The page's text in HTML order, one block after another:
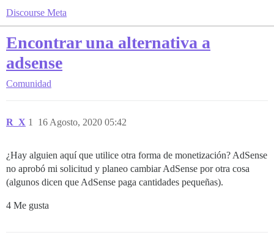
Discourse Meta
Encontrar una alternativa a
adsense
Comunidad
R_X 16 Agosto, 2020 05:42
1
¿Hay alguien aquí que utilice otra forma de monetización? AdSense
no aprobó mi solicitud y planeo cambiar AdSense por otra cosa
(algunos dicen que AdSense paga cantidades pequeñas).
4 Me gusta